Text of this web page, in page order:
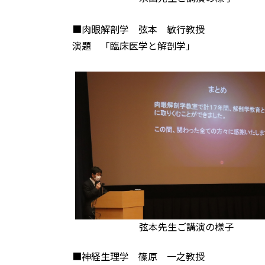
■肉眼解剖学 弦本 敏行教授
演題 「臨床医学と解剖学」
弦本先生ご講演の様子
■神経生理学 篠原 一之教授